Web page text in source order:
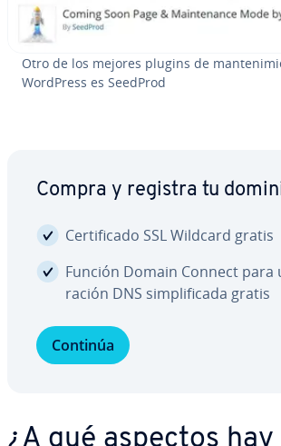
Otro de los mejores plugins de
WordPress es SeedProd
Compra y registra tu
Ce­r­ti­fi­ca­do SSL Wildcard gratis
Función Domain Connect
ra­ción DNS si­m­pli­fi­ca­da gratis
Continúa
¿A qué aspectos hay